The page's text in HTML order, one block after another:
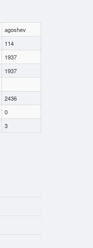
agoshev
114
1937
1937
2436
0
3